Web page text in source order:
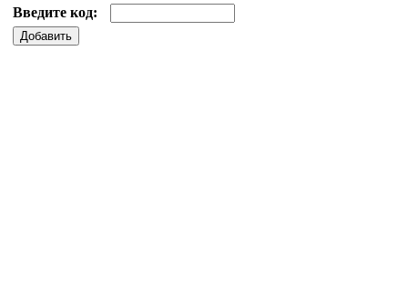
Введите код:
Добавить